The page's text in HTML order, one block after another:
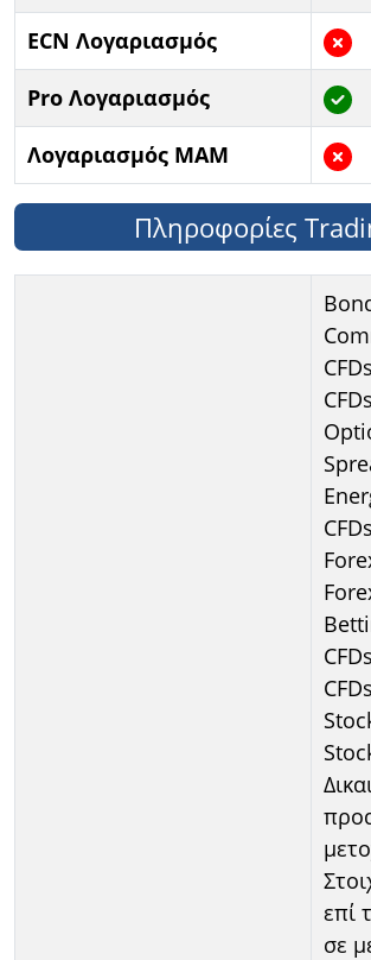
ECN Λογαριασμός
Pro Λογαριασμός
Λογαριασμός MAM
Πληροφορίες
επί
σε